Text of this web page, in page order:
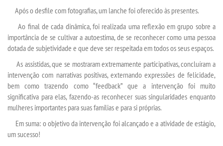
PORTARIAS
LOGIN
WEBMAIL
PORTAL DE ALUNOS
Após o desfile com fotografias, um lanche foi oferecido às presentes.
Ao final de cada dinâmica, foi realizada uma reflexão em grupo sobre a
importância de se cultivar a autoestima, de se reconhecer como uma pessoa
dotada de subjetividade e que deve ser respeitada em todos os seus espaços.
As assistidas, que se mostraram extremamente participativas, concluíram a
intervenção com narrativas positivas, externando expressões de felicidade,
bem como trazendo como “feedback” que a intervenção foi muito
significativa para elas, fazendo-as reconhecer suas singularidades enquanto
mulheres importantes para suas famílias e para si próprias.
Em suma: o objetivo da intervenção foi alcançado e a atividade de estágio,
um sucesso!